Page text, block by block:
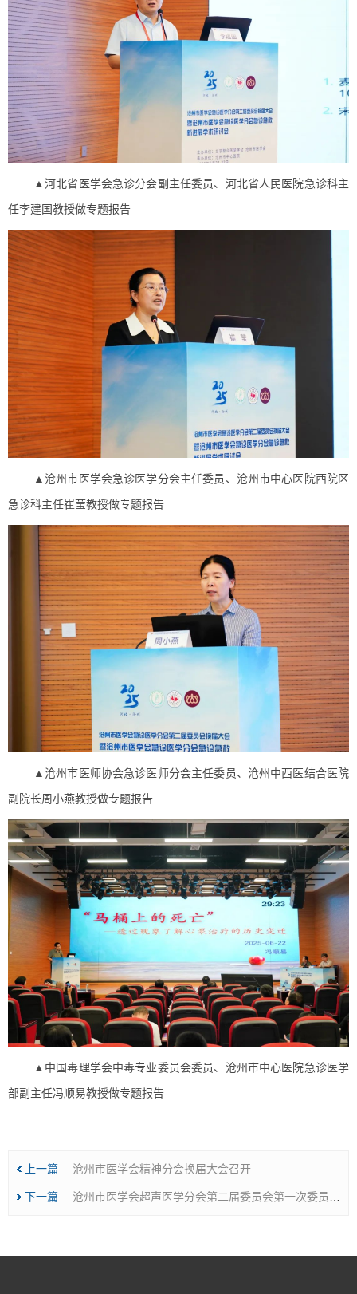
▲河北省医学会急诊分会副主任委员、河北省人民医院急诊科主
任李建国教授做专题报告
▲沧州市医学会急诊医学分会主任委员、沧州市中心医院西院区
急诊科主任崔莹教授做专题报告
▲沧州市医师协会急诊医师分会主任委员、沧州中西医结合医院
副院长周小燕教授做专题报告
▲中国毒理学会中毒专业委员会委员、沧州市中心医院急诊医学
部副主任冯顺易教授做专题报告
上一篇 沧州市医学会精神分会换届大会召开
下一篇 沧州市医学会超声医学分会第二届委员会第一次委员代表大会暨换届选举大会在沧州市中心医院召开